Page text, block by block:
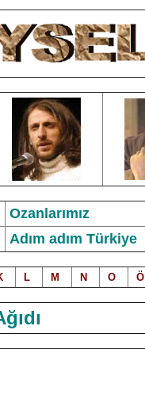
Ozanlarımız
Adım adım Türkiye
L M N O Ö